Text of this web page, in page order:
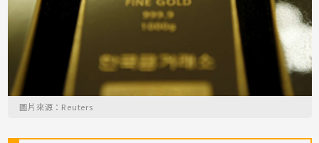
圖片來源：Reuters